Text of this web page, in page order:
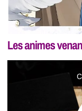
Les animes